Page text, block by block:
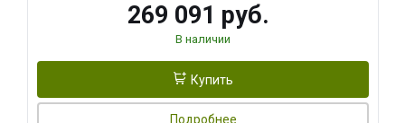
269 091 руб.
В наличии
Купить
Подробнее